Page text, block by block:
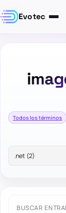
Evotec
Todos los términos
BUSCAR